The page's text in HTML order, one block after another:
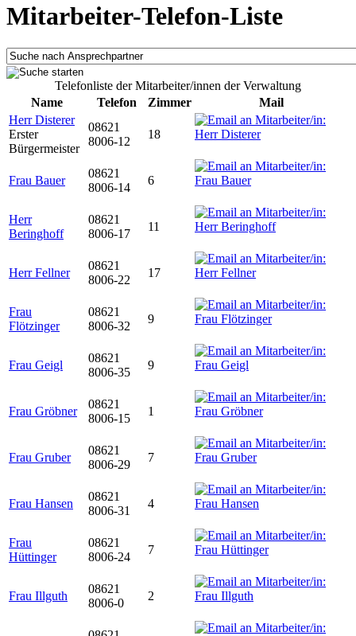
Mitarbeiter-Telefon-Liste
Telefonliste der Mitarbeiter/innen der Verwaltung
Name
Telefon Zimmer
Mail
Herr Disterer
Erster
Bürgermeister
08621
8006-12
18
Frau Bauer
08621
8006-14
6
Herr
Beringhoff
08621
8006-17
11
Herr Fellner
08621
8006-22
17
Frau
Flötzinger
08621
8006-32
9
Frau Geigl
08621
8006-35
9
Frau Gröbner
08621
8006-15
1
Frau Gruber
08621
8006-29
7
Frau Hansen
08621
8006-31
4
Frau
Hüttinger
08621
8006-24
7
Frau Illguth
08621
8006-0
2